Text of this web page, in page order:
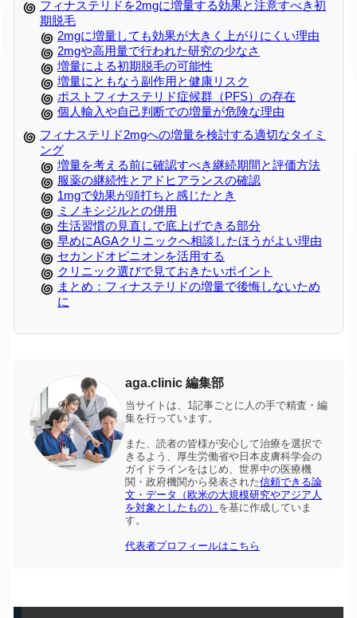
フィナステリドを2mgに増量する効果と注意すべき初
期脱毛
2mgに増量しても効果が大きく上がりにくい理由
2mgや高用量で行われた研究の少なさ
増量による初期脱毛の可能性
増量にともなう副作用と健康リスク
ポストフィナステリド症候群（PFS）の存在
個人輸入や自己判断での増量が危険な理由
フィナステリド2mgへの増量を検討する適切なタイミ
ング
増量を考える前に確認すべき継続期間と評価方法
服薬の継続性とアドヒアランスの確認
1mgで効果が頭打ちと感じたとき
ミノキシジルとの併用
生活習慣の見直しで底上げできる部分
早めにAGAクリニックへ相談したほうがよい理由
セカンドオピニオンを活用する
クリニック選びで見ておきたいポイント
まとめ：フィナステリドの増量で後悔しないため
に
aga.clinic 編集部
当サイトは、1記事ごとに人の手で精査・編
集を行っています。
また、読者の皆様が安心して治療を選択で
きるよう、厚生労働省や日本皮膚科学会の
ガイドラインをはじめ、世界中の医療機
関・政府機関から発表された信頼できる論
文・データ（欧米の大規模研究やアジア人
を対象としたもの） を基に作成していま
す。
代表者プロフィールはこちら